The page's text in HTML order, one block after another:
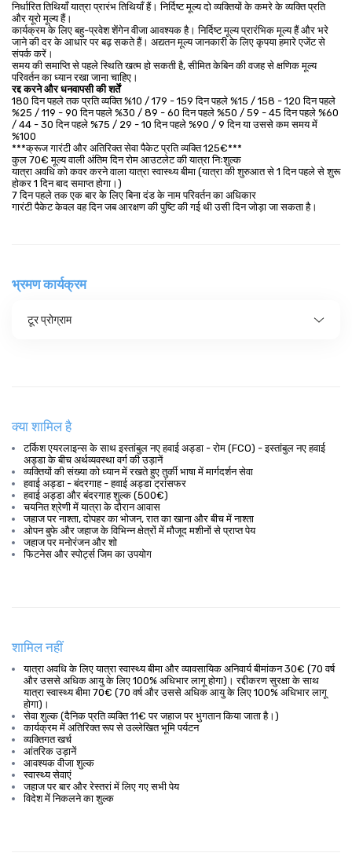
निर्धारित तिथियाँ यात्रा प्रारंभ तिथियाँ हैं। निर्दिष्ट मूल्य दो व्यक्तियों के कमरे के व्यक्ति प्रति
और यूरो मूल्य हैं।
कार्यक्रम के लिए बहु-प्रवेश शेंगेन वीजा आवश्यक है। निर्दिष्ट मूल्य प्रारंभिक मूल्य हैं और भरे
जाने की दर के आधार पर बढ़ सकते हैं। अद्यतन मूल्य जानकारी के लिए कृपया हमारे एजेंट से
संपर्क करें।
समय की समाप्ति से पहले स्थिति खत्म हो सकती है, सीमित केबिन की वजह से क्षणिक मूल्य
परिवर्तन का ध्यान रखा जाना चाहिए।
रद्द करने और धनवापसी की शर्तें
180 दिन पहले तक प्रति व्यक्ति %10 / 179 - 159 दिन पहले %15 / 158 - 120 दिन पहले
%25 / 119 - 90 दिन पहले %30 / 89 - 60 दिन पहले %50 / 59 - 45 दिन पहले %60
/ 44 - 30 दिन पहले %75 / 29 - 10 दिन पहले %90 / 9 दिन या उससे कम समय में
%100
***क्रूज गारंटी और अतिरिक्त सेवा पैकेट प्रति व्यक्ति 125€***
कुल 70€ मूल्य वाली अंतिम दिन रोम आउटलेट की यात्रा निःशुल्क
यात्रा अवधि को कवर करने वाला यात्रा स्वास्थ्य बीमा (यात्रा की शुरुआत से 1 दिन पहले से शुरू
होकर 1 दिन बाद समाप्त होगा।)
7 दिन पहले तक एक बार के लिए बिना दंड के नाम परिवर्तन का अधिकार
गारंटी पैकेट केवल वह दिन जब आरक्षण की पुष्टि की गई थी उसी दिन जोड़ा जा सकता है।
भ्रमण कार्यक्रम
टूर प्रोग्राम
क्या शामिल है
टर्किश एयरलाइन्स के साथ इस्तांबुल नए हवाई अड्डा - रोम (FCO) - इस्तांबुल नए हवाई
अड्डा के बीच अर्थव्यवस्था वर्ग की उड़ानें
व्यक्तियों की संख्या को ध्यान में रखते हुए तुर्की भाषा में मार्गदर्शन सेवा
हवाई अड्डा - बंदरगाह - हवाई अड्डा ट्रांसफर
हवाई अड्डा और बंदरगाह शुल्क (500€)
चयनित श्रेणी में यात्रा के दौरान आवास
जहाज पर नाश्ता, दोपहर का भोजन, रात का खाना और बीच में नाश्ता
ओपन बुफे और जहाज के विभिन्न क्षेत्रों में मौजूद मशीनों से प्राप्त पेय
जहाज पर मनोरंजन और शो
फिटनेस और स्पोर्ट्स जिम का उपयोग
शामिल नहीं
यात्रा अवधि के लिए यात्रा स्वास्थ्य बीमा और व्यावसायिक अनिवार्य बीमांकन 30€ (70 वर्ष
और उससे अधिक आयु के लिए 100% अधिभार लागू होगा)। रद्दीकरण सुरक्षा के साथ
यात्रा स्वास्थ्य बीमा 70€ (70 वर्ष और उससे अधिक आयु के लिए 100% अधिभार लागू
होगा)।
सेवा शुल्क (दैनिक प्रति व्यक्ति 11€ पर जहाज पर भुगतान किया जाता है।)
कार्यक्रम में अतिरिक्त रूप से उल्लेखित भूमि पर्यटन
व्यक्तिगत खर्च
आंतरिक उड़ानें
आवश्यक वीजा शुल्क
स्वास्थ्य सेवाएं
जहाज पर बार और रेस्तरां में लिए गए सभी पेय
विदेश में निकलने का शुल्क